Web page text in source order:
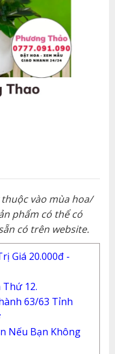
vào mùa hoa/
phẩm có thể có
có trên website.
Giá 20.000đ -
Thứ 12.
63/63 Tỉnh
Nếu Bạn Không